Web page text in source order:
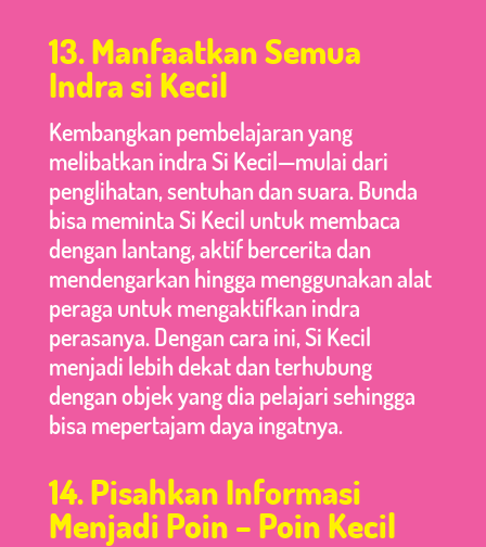
13. Manfaatkan Semua
Indra si Kecil
Kembangkan pembelajaran yang
melibatkan indra Si Kecil—mulai dari
penglihatan, sentuhan dan suara. Bunda
bisa meminta Si Kecil untuk membaca
dengan lantang, aktif bercerita dan
mendengarkan hingga menggunakan alat
peraga untuk mengaktifkan indra
perasanya. Dengan cara ini, Si Kecil
menjadi lebih dekat dan terhubung
dengan objek yang dia pelajari sehingga
bisa mepertajam daya ingatnya.
14. Pisahkan Informasi
Menjadi Poin – Poin Kecil